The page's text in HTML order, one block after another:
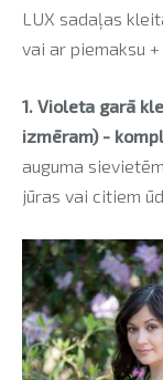
LUX sadaļas
vai ar piemaksu +
1. Violeta garā
izmēram) -
auguma
jūras vai citiem